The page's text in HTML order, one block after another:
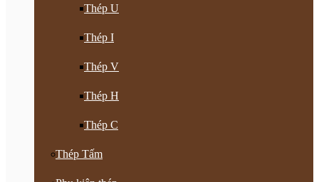
Thép U
Thép I
Thép V
Thép H
Thép C
Thép Tấm